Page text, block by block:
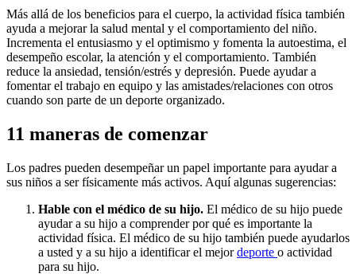
Más allá de los beneficios para el cuerpo, la actividad física también
ayuda a mejorar la salud mental y el comportamiento del niño.
Incrementa el entusiasmo y el optimismo y fomenta la autoestima, el
desempeño escolar, la atención y el comportamiento. También
reduce la ansiedad, tensión/estrés y depresión. Puede ayudar a
fomentar el trabajo en equipo y las amistades/relaciones con otros
cuando son parte de un deporte organizado.
​11 maneras de comenzar
Los padres pueden desempeñar un papel importante para ayudar a
sus niños a ser físicamente más activos. Aquí algunas sugerencias:
Hable con el médico de su hijo. El médico de su hijo puede
ayudar a su hijo a comprender por qué es importante la
actividad física. El médico de su hijo también puede ayudarlos
a usted y a su hijo a identificar el mejordeporte o actividad
para su hijo.